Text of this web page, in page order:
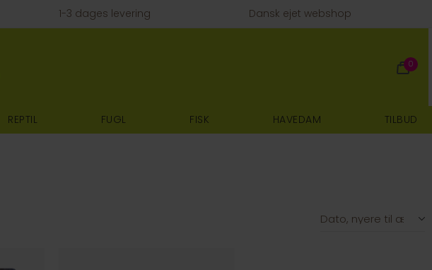
1-3 dages levering Dansk ejet webshop
0
REPTIL FUGL FISK HAVEDAM TILBUD